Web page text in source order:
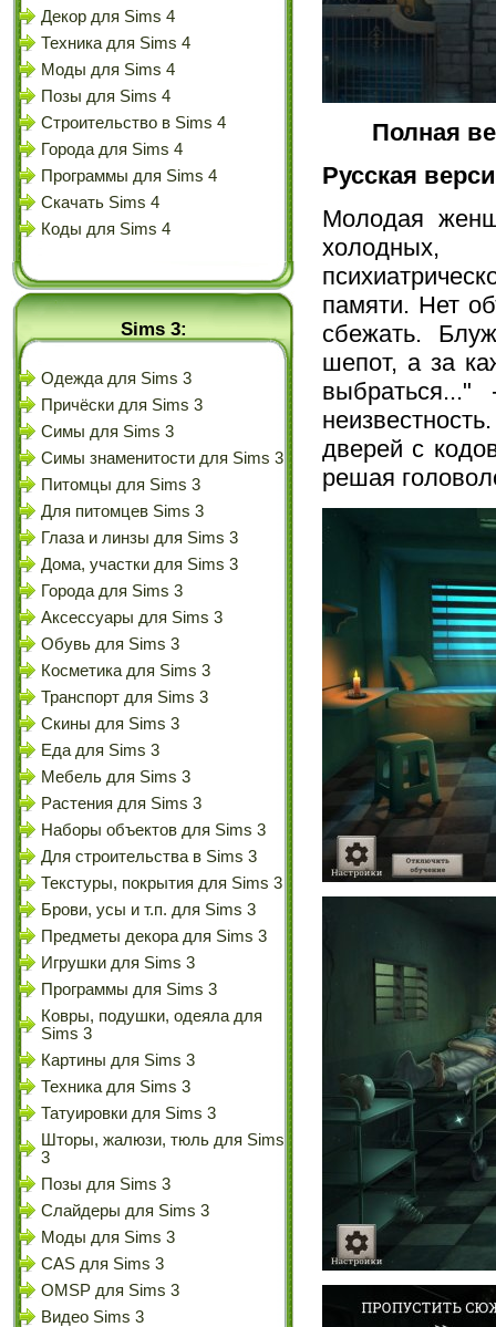
Декор для Sims 4
Техника для Sims 4
Моды для Sims 4
Позы для Sims 4
Строительство в Sims 4
Города для Sims 4
Программы для Sims 4
Скачать Sims 4
Коды для Sims 4
Sims 3:
Одежда для Sims 3
Причёски для Sims 3
Симы для Sims 3
Симы знаменитости для Sims 3
Питомцы для Sims 3
Для питомцев Sims 3
Глаза и линзы для Sims 3
Дома, участки для Sims 3
Города для Sims 3
Аксессуары для Sims 3
Обувь для Sims 3
Косметика для Sims 3
Транспорт для Sims 3
Скины для Sims 3
Еда для Sims 3
Мебель для Sims 3
Растения для Sims 3
Наборы объектов для Sims 3
Для строительства в Sims 3
Текстуры, покрытия для Sims 3
Брови, усы и т.п. для Sims 3
Предметы декора для Sims 3
Игрушки для Sims 3
Программы для Sims 3
Ковры, подушки, одеяла для
Sims 3
Картины для Sims 3
Техника для Sims 3
Татуировки для Sims 3
Шторы, жалюзи, тюль для Sims
3
Позы для Sims 3
Слайдеры для Sims 3
Моды для Sims 3
CAS для Sims 3
OMSP для Sims 3
Видео Sims 3
Полная
Русская
Молодая
холодных,
памяти. Нет
сбежать.
шепот, а за
дверей с
решая